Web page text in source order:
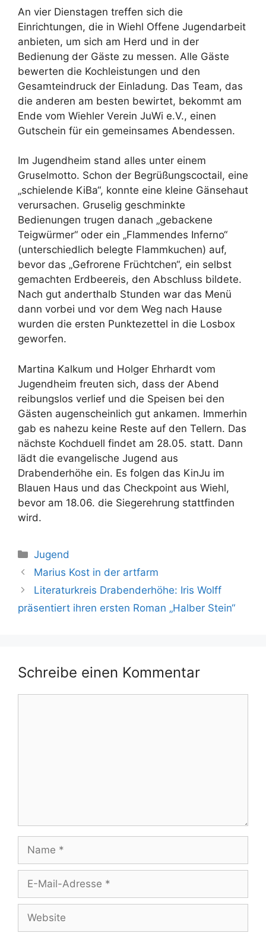
An vier Dienstagen treffen sich die
Einrichtungen, die in Wiehl Offene Jugendarbeit
anbieten, um sich am Herd und in der
Bedienung der Gäste zu messen. Alle Gäste
bewerten die Kochleistungen und den
Gesamteindruck der Einladung. Das Team, das
die anderen am besten bewirtet, bekommt am
Ende vom Wiehler Verein JuWi e.V., einen
Gutschein für ein gemeinsames Abendessen.
Im Jugendheim stand alles unter einem
Gruselmotto. Schon der Begrüßungscoctail, eine
„schielende KiBa“, konnte eine kleine Gänsehaut
verursachen. Gruselig geschminkte
Bedienungen trugen danach „gebackene
Teigwürmer“ oder ein „Flammendes Inferno“
(unterschiedlich belegte Flammkuchen) auf,
bevor das „Gefrorene Früchtchen“, ein selbst
gemachten Erdbeereis, den Abschluss bildete.
Nach gut anderthalb Stunden war das Menü
dann vorbei und vor dem Weg nach Hause
wurden die ersten Punktezettel in die Losbox
geworfen.
Martina Kalkum und Holger Ehrhardt vom
Jugendheim freuten sich, dass der Abend
reibungslos verlief und die Speisen bei den
Gästen augenscheinlich gut ankamen. Immerhin
gab es nahezu keine Reste auf den Tellern. Das
nächste Kochduell findet am 28.05. statt. Dann
lädt die evangelische Jugend aus
Drabenderhöhe ein. Es folgen das KinJu im
Blauen Haus und das Checkpoint aus Wiehl,
bevor am 18.06. die Siegerehrung stattfinden
wird.
Kategorien
Jugend
Marius Kost in der artfarm
Literaturkreis Drabenderhöhe: Iris Wolff
präsentiert ihren ersten Roman „Halber Stein“
Schreibe einen Kommentar
Mail-
Adresse